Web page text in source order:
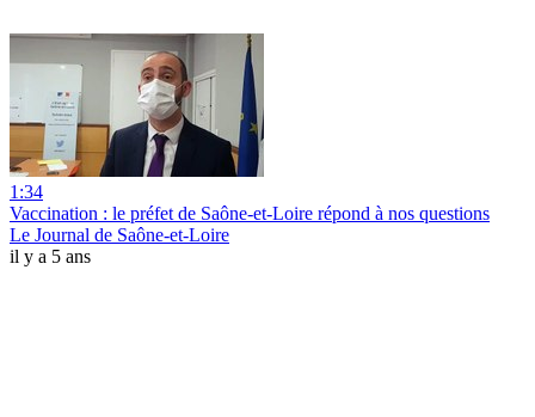
1:34
Vaccination : le préfet de Saône-et-Loire répond à nos questions
Le Journal de Saône-et-Loire
il y a 5 ans